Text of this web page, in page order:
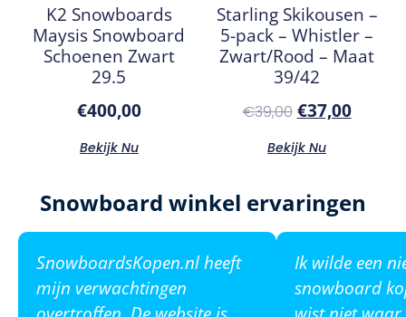
K2 Snowboards
Maysis Snowboard
Schoenen Zwart
29.5
€400,00
Bekijk Nu
Starling Skikousen –
5-pack – Whistler –
Zwart/Rood – Maat
39/42
€39,00 €37,00
Bekijk Nu
Snowboard winkel ervaringen
SnowboardsKopen.nl heeft
mijn verwachtingen
Ik wilde een
snowboard